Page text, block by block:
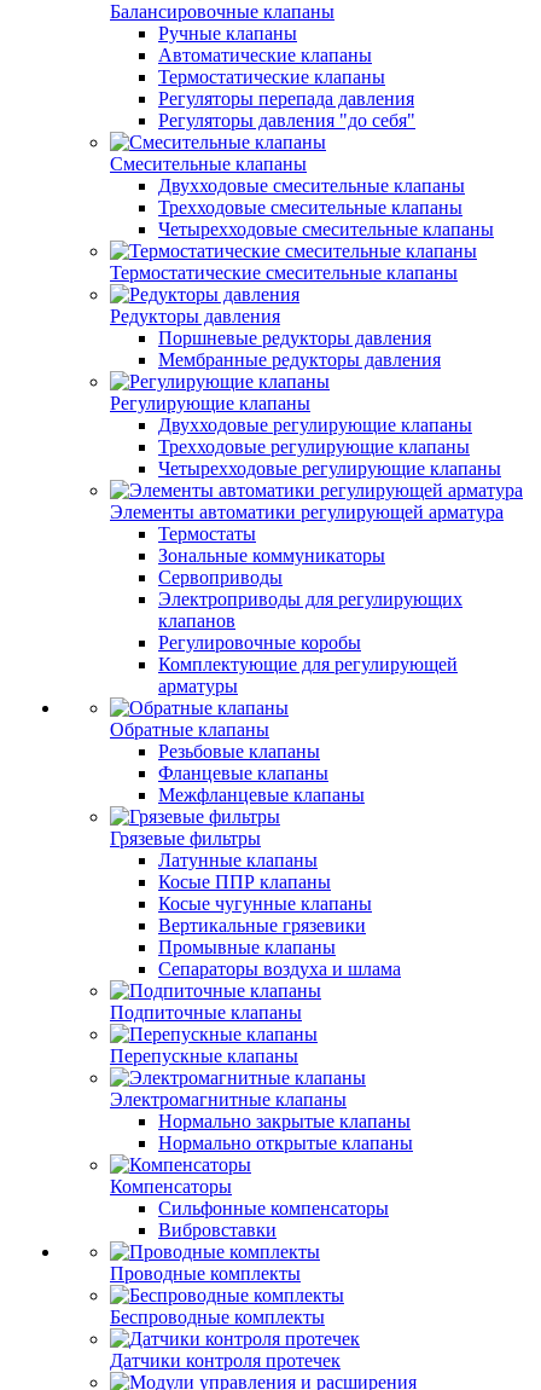
Балансировочные клапаны
Ручные клапаны
Автоматические клапаны
Термостатические клапаны
Регуляторы перепада давления
Регуляторы давления "до себя"
Смесительные клапаны
Двухходовые смесительные клапаны
Трехходовые смесительные клапаны
Четырехходовые смесительные клапаны
Термостатические смесительные клапаны
Редукторы давления
Поршневые редукторы давления
Мембранные редукторы давления
Регулирующие клапаны
Двухходовые регулирующие клапаны
Трехходовые регулирующие клапаны
Четырехходовые регулирующие клапаны
Элементы автоматики регулирующей арматура
Термостаты
Зональные коммуникаторы
Сервоприводы
Электроприводы для регулирующих
клапанов
Регулировочные коробы
Комплектующие для регулирующей
арматуры
Обратные клапаны
Резьбовые клапаны
Фланцевые клапаны
Межфланцевые клапаны
Грязевые фильтры
Латунные клапаны
Косые ППР клапаны
Косые чугунные клапаны
Вертикальные грязевики
Промывные клапаны
Сепараторы воздуха и шлама
Подпиточные клапаны
Перепускные клапаны
Электромагнитные клапаны
Нормально закрытые клапаны
Нормально открытые клапаны
Компенсаторы
Сильфонные компенсаторы
Вибровставки
Проводные комплекты
Беспроводные комплекты
Датчики контроля протечек